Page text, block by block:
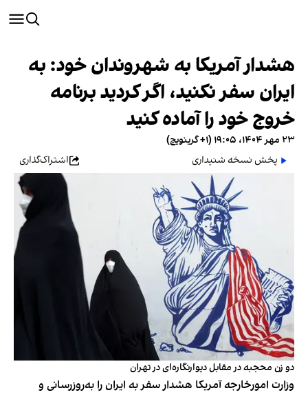
هشدار آمریکا به شهروندان خود: به
ایران سفر نکنید، اگر کردید برنامه
خروج خود را آماده کنید
۲۳ مهر ۱۴۰۴، ۱۹:۰۵ (‎+۱ گرینویچ)
پخش نسخه شنیداری
اشتراک‌گذاری
دو زن محجبه در مقابل دیوارنگاره‌ای در تهران
وزارت امورخارجه آمریکا هشدار سفر به ایران را به‌روزرسانی و